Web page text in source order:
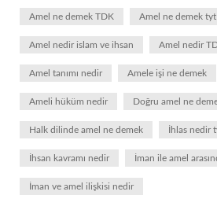
Amel ne demek TDK Amel ne demek
Amel nedir islam ve ihsan Amel nedir
Amel tanımı nedir Amele işi ne demek
Ameli hüküm nedir Doğru amel ne
Halk dilinde amel ne demek İhlas nedir
İhsan kavramı nedir İman ile amel
İman ve amel ilişkisi nedir